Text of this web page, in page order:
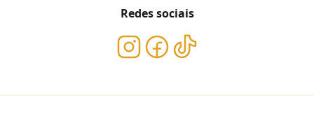
Redes sociais